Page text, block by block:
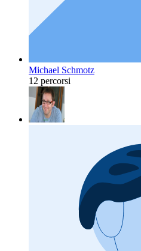
Michael Schmotz
12 percorsi